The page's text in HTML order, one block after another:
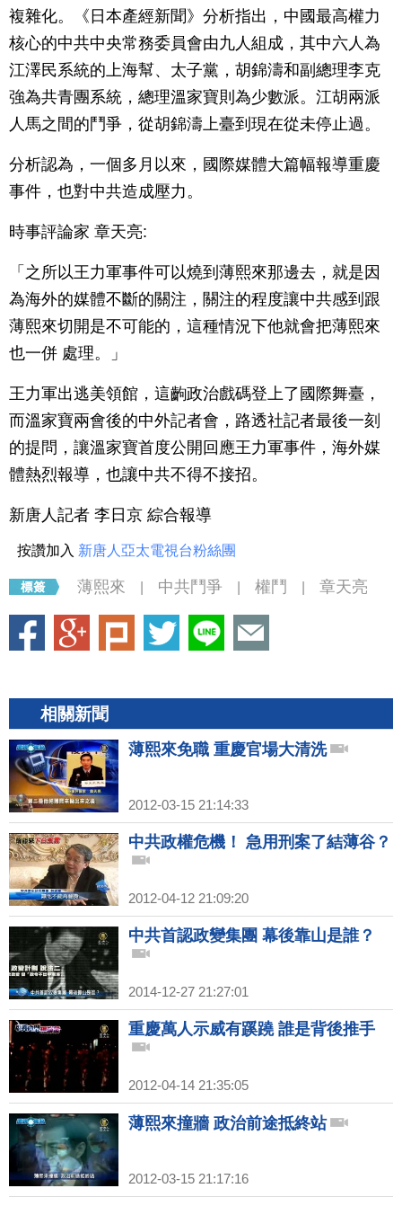
複雜化。《日本產經新聞》分析指出，中國最高權力
核心的中共中央常務委員會由九人組成，其中六人為
江澤民系統的上海幫、太子黨，胡錦濤和副總理李克
強為共青團系統，總理溫家寶則為少數派。江胡兩派
人馬之間的鬥爭，從胡錦濤上臺到現在從未停止過。
分析認為，一個多月以來，國際媒體大篇幅報導重慶
事件，也對中共造成壓力。
時事評論家 章天亮:
「之所以王力軍事件可以燒到薄熙來那邊去，就是因
為海外的媒體不斷的關注，關注的程度讓中共感到跟
薄熙來切開是不可能的，這種情況下他就會把薄熙來
也一併 處理。」
王力軍出逃美領館，這齣政治戲碼登上了國際舞臺，
而溫家寶兩會後的中外記者會，路透社記者最後一刻
的提問，讓溫家寶首度公開回應王力軍事件，海外媒
體熱烈報導，也讓中共不得不接招。
新唐人記者 李日京 綜合報導
按讚加入 新唐人亞太電視台粉絲團
薄熙來 中共鬥爭 權鬥 章天亮
相關新聞
薄熙來免職 重慶官場大清洗
2012-03-15 21:14:33
中共政權危機！ 急用刑案了結薄谷？
2012-04-12 21:09:20
中共首認政變集團 幕後靠山是誰？
2014-12-27 21:27:01
重慶萬人示威有蹊蹺 誰是背後推手
2012-04-14 21:35:05
薄熙來撞牆 政治前途抵終站
2012-03-15 21:17:16